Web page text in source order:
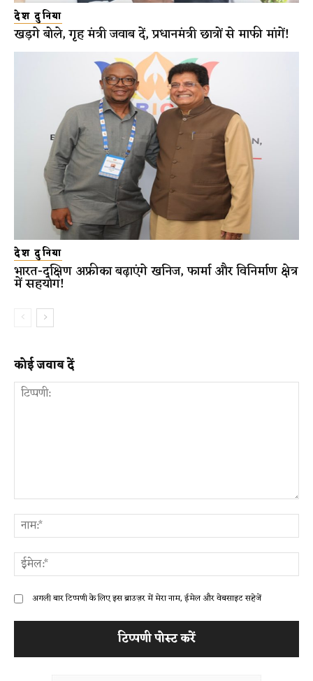
देश दुनिया
खड़गे बोले, गृह मंत्री जवाब दें, प्रधानमंत्री छात्रों से माफी मांगें!
देश दुनिया
भारत-दक्षिण अफ्रीका बढ़ाएंगे खनिज, फार्मा और विनिर्माण क्षेत्र
में सहयोग!
कोई जवाब दें
अगली बार टिप्पणी के लिए इस ब्राउज़र में मेरा नाम, ईमेल और वेबसाइट सहेजें